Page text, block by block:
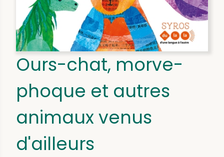
Ours-chat, morve-
phoque et autres
animaux venus
d'ailleurs